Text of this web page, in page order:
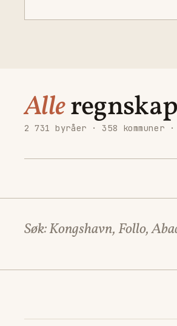
Alle
2 731 byråer · 358 kommuner